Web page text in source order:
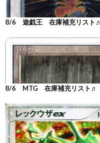
8/6 遊戯王 在庫補充リスト♬
8/6 MTG 在庫補充リスト♬